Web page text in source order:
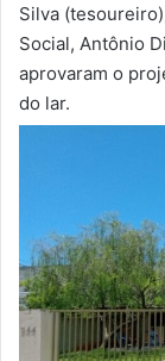
Silva
Social, Antônio
aprovaram o
do lar.